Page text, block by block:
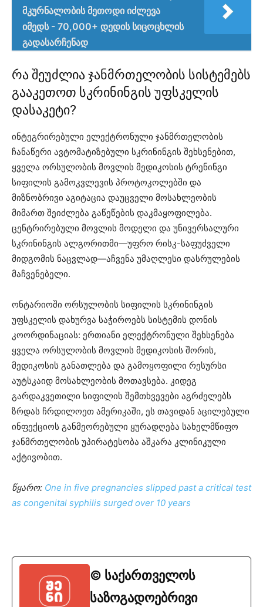
მკურნალობის მეთოდი იძლევა
იმედს - 70,000+ დედის სიცოცხლის
გადასარჩენად
რა შეუძლია ჯანმრთელობის სისტემებს
გააკეთოთ სკრინინგის უფსკელის
დასაკეტი?
ინტეგრირებული ელექტრონული ჯანმრთელობის
ჩანაწერი ავტომატიზებული სკრინინგის შეხსენებით,
ყველა ორსულობის მოვლის მედიკოსის ტრენინგი
სიფილის გამოკვლევის პროტოკოლებში და
მიზნობრივი აგიტაცია დაუცველი მოსახლეობის
მიმართ შეიძლება გაწეწების დაკმაყოფილება.
ცენტრირებული მოვლის მოდელი და უნივერსალური
სკრინინგის ალგორითმი—უფრო რისკ-საფუძველი
მიდგომის ნაცვლად—აჩვენა უმაღლესი დასრულების
მაჩვენებელი.
ონტარიოში ორსულობის სიფილის სკრინინგის
უფსკელის დახურვა საჭიროებს სისტემის დონის
კოორდინაციას: ერთიანი ელექტრონული შეხსენება
ყველა ორსულობის მოვლის მედიკოსის შორის,
მედიკოსის განათლება და გამოყოფილი რესურსი
აუტსკაიდ მოსახლეობის მოთავსება. კიდეგ
გარდაკვეთილი სიფილის შემთხვევები აგრძელებს
ზრდას ჩრდილოეთ ამერიკაში, ეს თავიდან აცილებული
ინფექციოს განმეორებული ყურადღება სახელმწიფო
ჯანმრთელობის უპირატესობა აშკარა კლინიკული
აქტივობით.
წყარო: One in five pregnancies slipped past a critical test
as congenital syphilis surged over 10 years
© საქართველოს
საზოგადოებრივი